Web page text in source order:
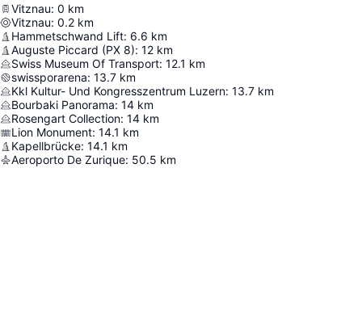
Vitznau: 0 km
Vitznau: 0.2 km
Hammetschwand Lift: 6.6 km
Auguste Piccard (PX 8): 12 km
Swiss Museum Of Transport: 12.1 km
swissporarena: 13.7 km
Kkl Kultur- Und Kongresszentrum Luzern: 13.7 km
Bourbaki Panorama: 14 km
Rosengart Collection: 14 km
Lion Monument: 14.1 km
Kapellbrücke: 14.1 km
Aeroporto De Zurique: 50.5 km